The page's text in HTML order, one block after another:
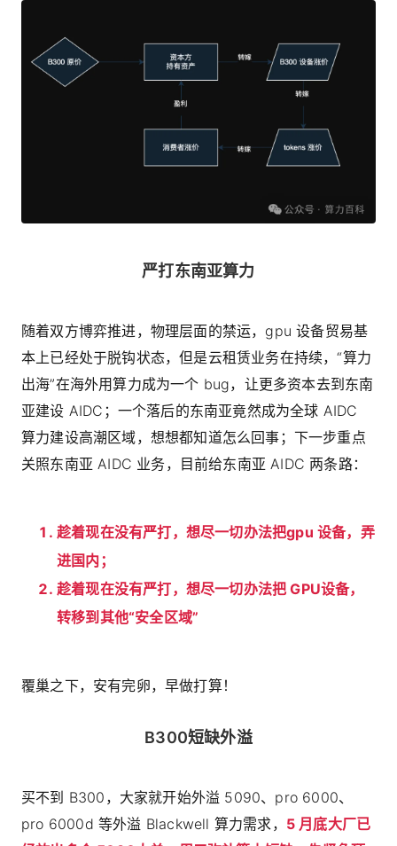
严打东南亚算力
随着双方博弈推进，物理层面的禁运，gpu 设备贸易基
本上已经处于脱钩状态，但是云租赁业务在持续，“算力
出海”在海外用算力成为一个 bug，让更多资本去到东南
亚建设 AIDC；一个落后的东南亚竟然成为全球 AIDC
算力建设高潮区域，想想都知道怎么回事；下一步重点
关照东南亚 AIDC 业务，目前给东南亚 AIDC 两条路：
趁着现在没有严打，想尽一切办法把gpu 设备，弄
进国内；
趁着现在没有严打，想尽一切办法把 GPU设备，
转移到其他“安全区域”
覆巢之下，安有完卵，早做打算！
B300短缺外溢
买不到 B300，大家就开始外溢 5090、pro 6000、
pro 6000d 等外溢 Blackwell 算力需求， 5 月底大厂已